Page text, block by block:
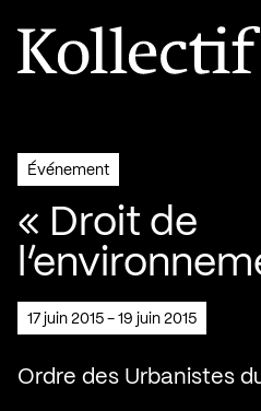
Aller à la page d'accueil
Logo Kollectif
Événement
« Droit de
17 juin 2015 - 19 juin 2015
Ordre des Urbanistes